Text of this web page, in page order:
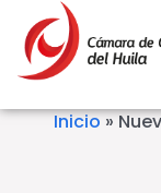
Inicio»